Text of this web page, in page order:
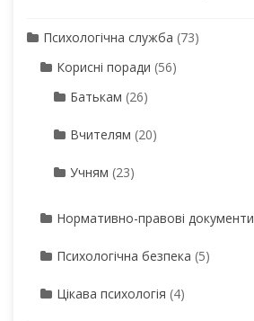
Психологічна служба (73)
Корисні поради (56)
Батькам (26)
Вчителям (20)
Учням (23)
Нормативно-правові документи
Психологічна безпека (5)
Цікава психологія (4)